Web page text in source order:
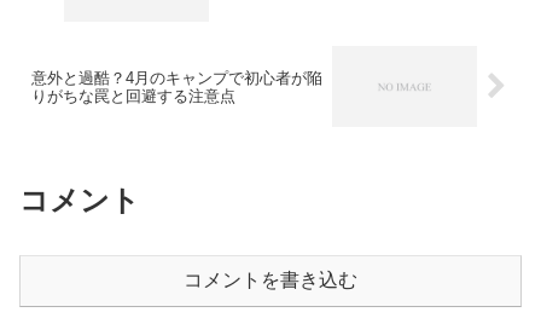
意外と過酷？4月のキャンプで初心者が陥
りがちな罠と回避する注意点
コメント
コメントを書き込む